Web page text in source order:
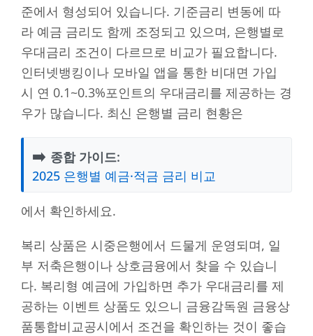
준에서 형성되어 있습니다. 기준금리 변동에 따
라 예금 금리도 함께 조정되고 있으며, 은행별로
우대금리 조건이 다르므로 비교가 필요합니다.
인터넷뱅킹이나 모바일 앱을 통한 비대면 가입
시 연 0.1~0.3%포인트의 우대금리를 제공하는 경
우가 많습니다. 최신 은행별 금리 현황은
➡️ 종합 가이드:
2025 은행별 예금·적금 금리 비교
에서 확인하세요.
복리 상품은 시중은행에서 드물게 운영되며, 일
부 저축은행이나 상호금융에서 찾을 수 있습니
다. 복리형 예금에 가입하면 추가 우대금리를 제
공하는 이벤트 상품도 있으니 금융감독원 금융상
품통합비교공시에서 조건을 확인하는 것이 좋습